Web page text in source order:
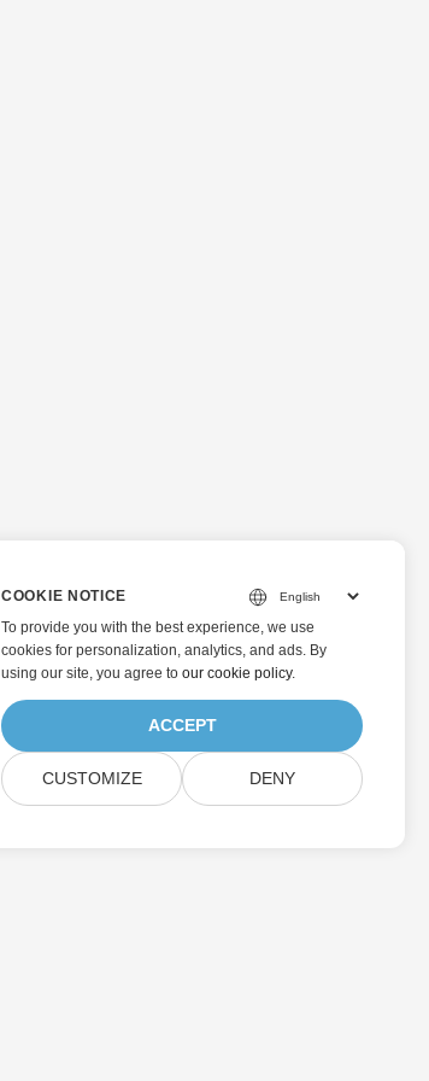
COOKIE NOTICE
To provide you with the best experience, we use
cookies for personalization, analytics, and ads. By
using our site, you agree to our cookie policy.
ACCEPT
CUSTOMIZE DENY